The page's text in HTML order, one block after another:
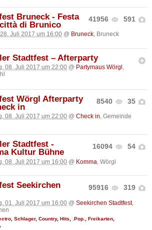
41956 591
Bruneck - Festa
di Brunico
Juli 2017 um 16:00 @ Bruneck, Bruneck
Stadtfest – Afterparty
08. Juli 2017 um 22:00 @ Partymaus Wörgl ,
8540 35
Wörgl Afterparty
in
08. Juli 2017 um 22:00 @ Check in, Gemeinde
16094 54
Stadtfest -
Kultur Bühne
08. Juli 2017 um 16:00 @ Komma , Wörgl
95916 319
Seekirchen
01. Juli 2017 um 16:00 @ Seekirchen Stadtfest,
Schlager, Country, Hits .Pop. Freikarten